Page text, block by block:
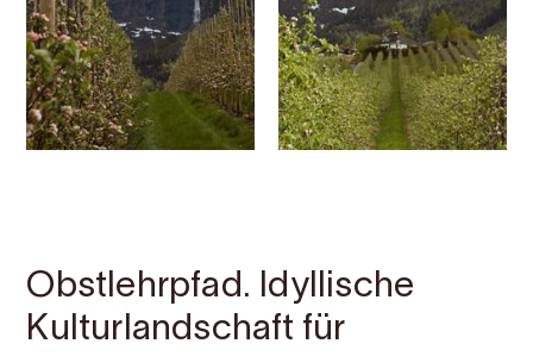
Obstlehrpfad. Idyllische
Kulturlandschaft für